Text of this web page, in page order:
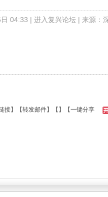
04:33 | 进入复兴论坛| 来源：
接】【转发邮件】【 】 【一键分享